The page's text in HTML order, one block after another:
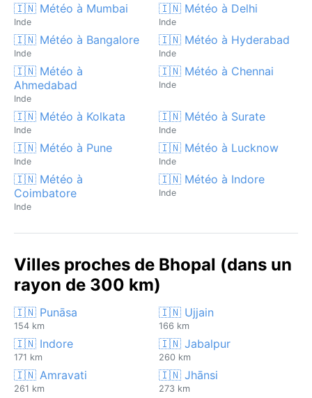
🇮🇳 Météo à Mumbai
Inde
🇮🇳 Météo à Delhi
Inde
🇮🇳 Météo à Bangalore
Inde
🇮🇳 Météo à Hyderabad
Inde
🇮🇳 Météo à
Ahmedabad
Inde
🇮🇳 Météo à Chennai
Inde
🇮🇳 Météo à Kolkata
Inde
🇮🇳 Météo à Surate
Inde
🇮🇳 Météo à Pune
Inde
🇮🇳 Météo à Lucknow
Inde
🇮🇳 Météo à
Coimbatore
Inde
🇮🇳 Météo à Indore
Inde
Villes proches de Bhopal (dans un
rayon de 300 km)
🇮🇳 Punāsa
154 km
🇮🇳 Ujjain
166 km
🇮🇳 Indore
171 km
🇮🇳 Jabalpur
260 km
🇮🇳 Amravati
261 km
🇮🇳 Jhānsi
273 km